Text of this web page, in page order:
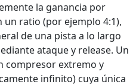
la ganancia por
ratio (por ejemplo 4:1),
de una pista a lo largo
ataque y release. Un
compresor extremo y
infinito) cuya única